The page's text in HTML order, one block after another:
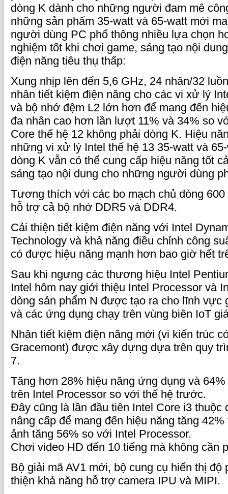
dòng K dành cho những người đam mê
những sản phẩm 35-watt và 65-watt mới
người dùng PC phổ thông nhiều lựa chọn
nghiệm tốt khi chơi game, sáng tạo nội
điện năng tiêu thụ thấp:
Xung nhịp lên đến 5,6 GHz, 24 nhân/32
nhân tiết kiệm điện năng cho các vi xử lý
và bộ nhớ đệm L2 lớn hơn để mang đến
đa nhân cao hơn lần lượt 11% và 34% so
Core thế hệ 12 không phải dòng K. Hiệu
những vi xử lý Intel thế hệ 13 35-watt và
dòng K vẫn có thể cung cấp hiệu năng tốt
sáng tạo nội dung cho những người dùng
Tương thích với các bo mạch chủ dòng
hỗ trợ cả bộ nhớ DDR5 và DDR4.
Cải thiện tiết kiệm điện năng với Intel
Technology và khả năng điều chỉnh công
có được hiệu năng mạnh hơn bao giờ hết
Sau khi ngưng các thương hiệu Intel
Intel hôm nay giới thiệu Intel Processor và
dòng sản phẩm N được tạo ra cho lĩnh vực
và các ứng dụng chạy trên vùng biên IoT
Nhân tiết kiệm điện năng mới (vi kiến trúc
Gracemont) được xây dựng dựa trên quy
7.
Tăng hơn 28% hiệu năng ứng dụng và
trên Intel Processor so với thế hệ trước.
Đây cũng là lần đầu tiên Intel Core i3
nâng cấp để mang đến hiệu năng tăng
ảnh tăng 56% so với Intel Processor.
Chơi video HD đến 10 tiếng mà không cần
Bộ giải mã AV1 mới, bộ cung cụ hiển thị độ
thiện khả năng hỗ trợ camera IPU và MIPI.